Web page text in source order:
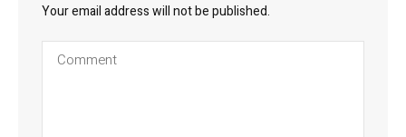
Your email address will not be published.